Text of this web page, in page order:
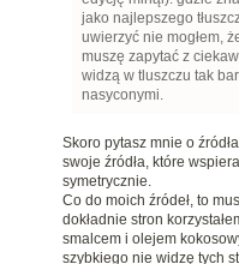
jako najlepszego
uwierzyć nie mogłem,
muszę zapytać z
widzą w tluszczu tak
nasyconymi.
Skoro pytasz mnie o
swoje źródła, które
symetrycznie.
Co do moich źródeł, to
dokładnie stron
smalcem i olejem
szybkiego nie widzę tych